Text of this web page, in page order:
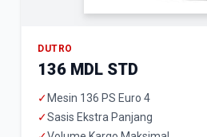
DUTRO
136 MDL STD
✓ Mesin 136 PS Euro 4
✓Sasis Ekstra Panjang